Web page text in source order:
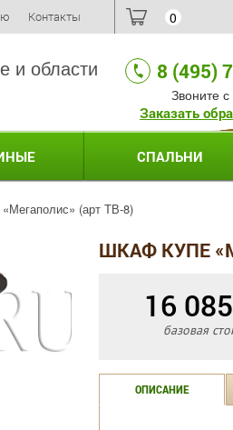
Контакты 0
и области
8 (495)
Звоните
Заказать
СПАЛЬНИ
(арт ТВ-8)
ШКАФ КУПЕ
16 085
базовая
ОПИСАНИЕ